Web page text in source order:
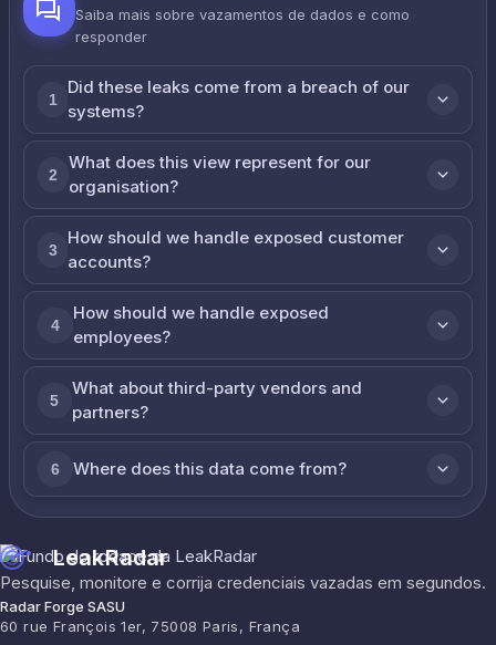
Saiba mais sobre vazamentos de dados e como
responder
1
Did these leaks come from a breach of our
systems?
2
What does this view represent for our
organisation?
3
How should we handle exposed customer
accounts?
4
How should we handle exposed
employees?
5
What about third-party vendors and
partners?
6 Where does this data come from?
LeakRadar
Pesquise, monitore e corrija credenciais vazadas em segundos.
Radar Forge SASU
60 rue François 1er, 75008 Paris, França